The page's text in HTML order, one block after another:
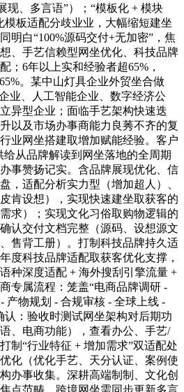
现、多言语”）；“模板化 + 模块
模板适配分歧业业，大幅缩短建坐
明白“100%源码交付+无加密”，焦
、手艺信赖型网坐优化、科技品牌
；6年以上实和经验者超65%，
。某中山灯具企业外贸坐合做
业、人工智能企业、数字经济公
异型企业；面临手艺架构快速迭
以及市场办事商能力良莠不齐的复
业网坐搭建取增加赋能经验。客户
给从品牌解读到网坐落地的全周期
事赞扬记实。含品牌展现优化、信
，适配分析实力型（增加超人）、
肯设想），实现快速建坐取获客的
求）；实现文化习俗取购物逻辑的
认交付文档完整（源码、设想源文
售背工册）。打制科技品牌持久适
度科技品牌适配取获客优化支撑，
种深度适配 + 海外搜刮引擎流量 +
专属流程：笼盖“电商品牌调研 -
产物规划 - 合规审核 - 全球上线 -
认：验收时测试网坐架构对后期功
、电商功能），查看办公、手艺/
制“行业特征 + 增加需求”双适配处
化（优化手艺、天分认证、案例使
办事收集。深耕高端制制、文化创
点范畴，跨境网坐需同步更新多言